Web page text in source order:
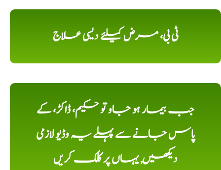
ٹی بی، مرض کیلئے دیسی علاج
جب بیمار ہو جاو تو حکیم، ڈاکڑ، کے
پاس جانے سے پہلے یہ وڈیو لازمی
دیکھیں, یہاں پر کلک کریں